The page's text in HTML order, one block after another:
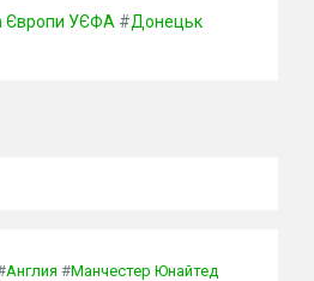
Європи УЄФА #Донецьк
Англия #Манчестер Юнайтед